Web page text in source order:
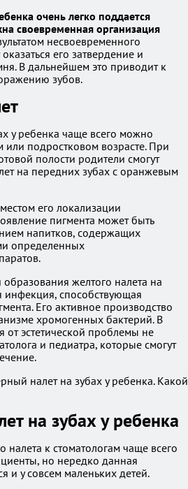
очень легко поддается
своевременная организация
несвоевременного
его затвердение и
В дальнейшем это приводит к
зубов.
у ребенка чаще всего можно
подростковом возрасте. При
полости родители смогут
на передних зубах с оранжевым
его локализации
пигмента может быть
напитков, содержащих
определенных
желтого налета на
инфекция, способствующая
Его активное производство
хромогенных бактерий. В
от эстетической проблемы не
и педиатра, которые смогут
на зубах у ребенка
к стоматологам чаще всего
но нередко данная
и у совсем маленьких детей.